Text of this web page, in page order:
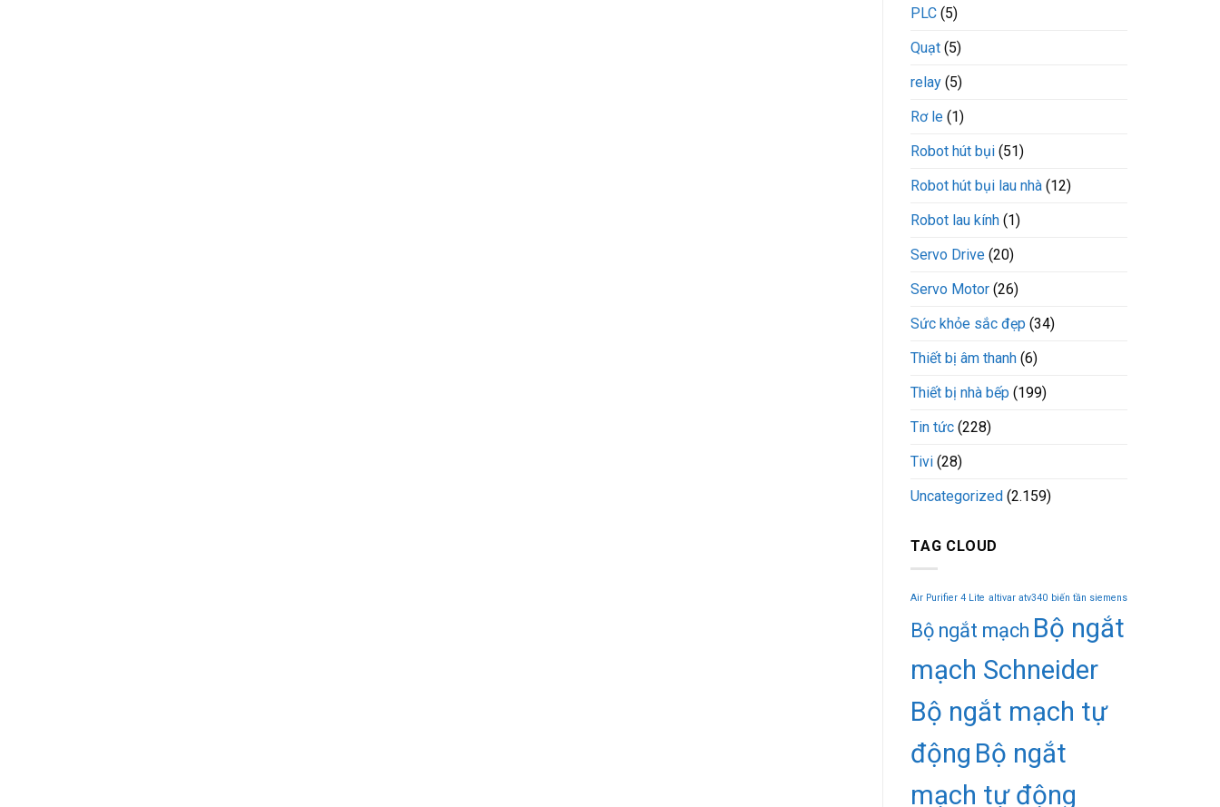
PLC (5)
Quạt (5)
relay (5)
Rơ le (1)
Robot hút bụi (51)
Robot hút bụi lau nhà (12)
Robot lau kính (1)
Servo Drive (20)
Servo Motor (26)
Sức khỏe sắc đẹp (34)
Thiết bị âm thanh (6)
Thiết bị nhà bếp (199)
Tin tức (228)
Tivi (28)
Uncategorized (2.159)
TAG CLOUD
Air Purifier 4 Lite altivar atv340 biến tần siemens
Bộ ngắt mạch Bộ ngắt
mạch Schneider
Bộ ngắt mạch tự
động Bộ ngắt
mạch tự động